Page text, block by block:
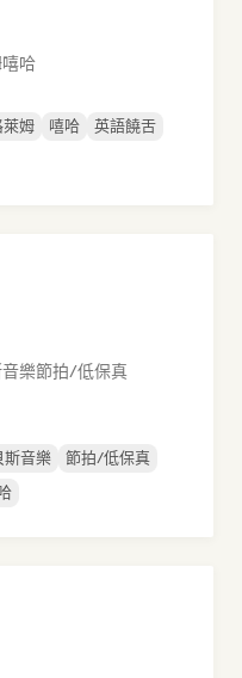
嘻哈
萊姆 嘻哈
英語饒舌
音樂節拍/低保真
斯音樂
節拍/低保真